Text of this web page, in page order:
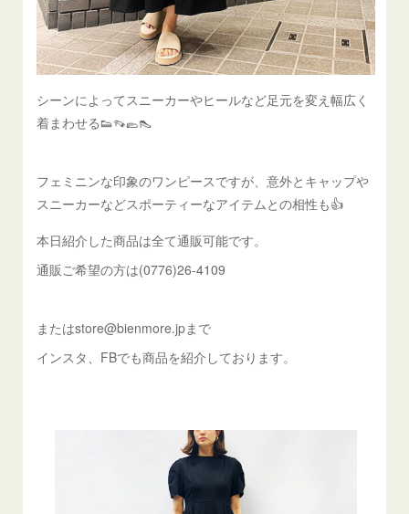
シーンによってスニーカーやヒールなど足元を変え幅広く
着まわせる👟👡🥿👠
フェミニンな印象のワンピースですが、意外とキャップや
スニーカーなどスポーティーなアイテムとの相性も👍
本日紹介した商品は全て通販可能です。
通販ご希望の方は(0776)26-4109
またはstore@bienmore.jpまで
インスタ、FBでも商品を紹介しております。